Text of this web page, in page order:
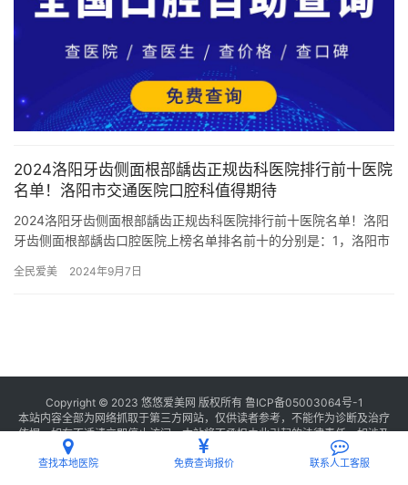
2024洛阳牙齿侧面根部龋齿正规齿科医院排行前十医院
名单！洛阳市交通医院口腔科值得期待
2024洛阳牙齿侧面根部龋齿正规齿科医院排行前十医院名单！洛阳
牙齿侧面根部龋齿口腔医院上榜名单排名前十的分别是：1，洛阳市
全民爱美 2024年9月7日
Copyright © 2023 悠悠爱美网 版权所有 鲁ICP备05003064号-1
本站内容全部为网络抓取于第三方网站，仅供读者参考，不能作为诊断及治疗
依据，如有不适请立即停止访问，本站将不承担由此引起的法律责任。如涉及
联系我们
查找本地医院 免费查询报价 联系人工客服